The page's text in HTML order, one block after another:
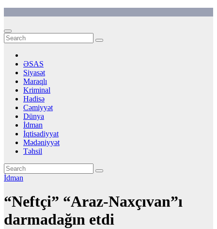
content
ƏSAS
Siyasət
Maraqlı
Kriminal
Hadisə
Cəmiyyət
Dünya
İdman
İqtisadiyyat
Mədəniyyət
Təhsil
İdman
“Neftçi” “Araz-Naxçıvan”ı
darmadağın etdi